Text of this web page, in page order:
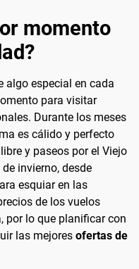
momento
algo especial en cada
para visitar
Durante los meses
es cálido y perfecto
y paseos por el Viejo
invierno, desde
esquiar en las
de los vuelos
por lo que planificar con
las mejores ofertas de